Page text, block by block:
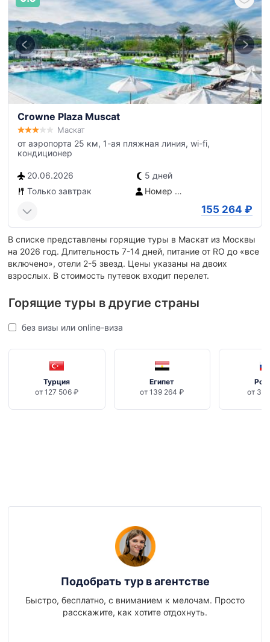
Crowne Plaza Muscat
Маскат
от аэропорта 25 км, 1-ая пляжная линия, wi-fi,
кондиционер
20.06.2026
5 дней
Только завтрак
Номер с видом на город
155 264 ₽
В списке представлены горящие туры в Маскат из Москвы
на 2026 год. Длительность 7-14 дней, питание от RO до «все
включено», отели 2-5 звезд. Цены указаны на двоих
взрослых. В стоимость путевок входит перелет.
Горящие туры в другие страны
без визы или online-виза
Турция
от 127 506 ₽
Египет
от 139 264 ₽
от 35
Подобрать тур в агентстве
Быстро, бесплатно, с вниманием к мелочам. Просто
расскажите, как хотите отдохнуть.